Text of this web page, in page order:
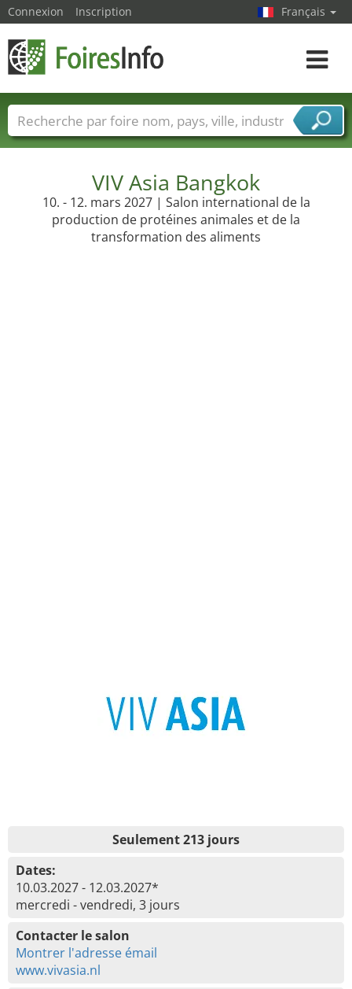
VIV Asia Bangkok
10. - 12. mars 2027 | Salon international de la
production de protéines animales et de la
transformation des aliments
Seulement 213 jours
Dates:
10.03.2027 - 12.03.2027*
mercredi - vendredi, 3 jours
Contacter le salon
Montrer l'adresse émail
www.vivasia.nl
Connexion Inscription Français
Toggle
Foire noms Pays Villes
Secteurs de foire